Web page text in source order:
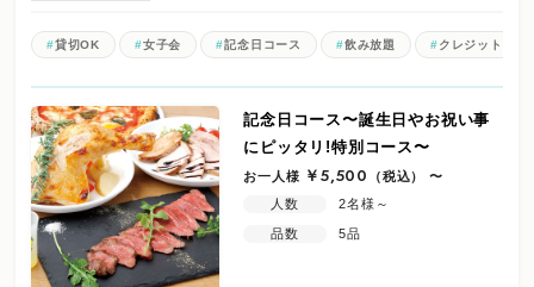
貸切OK 女子会 記念日コース 飲み放題 クレジットOK
記念日コース〜誕生日やお祝い事
にピッタリ!特別コース〜
お一人様 ￥5,500 （税込）〜
人数
2名様～
品数 5品